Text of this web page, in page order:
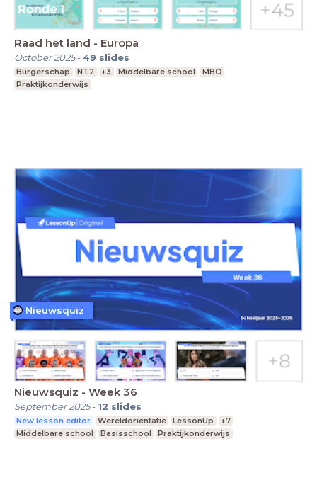
Raad het land - Europa
October 2025- 49 slides
Burgerschap NT2 +3 Middelbare school
MBO
Praktijkonderwijs
Nieuwsquiz - Week 36
September 2025- 12 slides
New lesson editor Wereldoriëntatie LessonUp
+7
Middelbare school
Basisschool Praktijkonderwijs
Nieuwsquiz